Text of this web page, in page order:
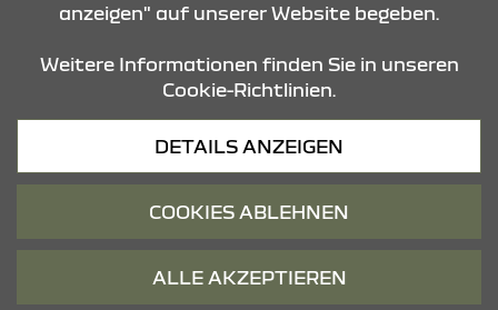
Datenschutz
anzeigen" auf unserer Website begeben.
Weitere Informationen finden Sie in unseren
Cookie-Richtlinien.
DETAILS ANZEIGEN
COOKIES ABLEHNEN
ALLE AKZEPTIEREN